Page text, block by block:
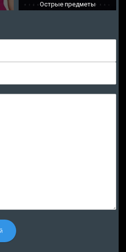
Острые предметы